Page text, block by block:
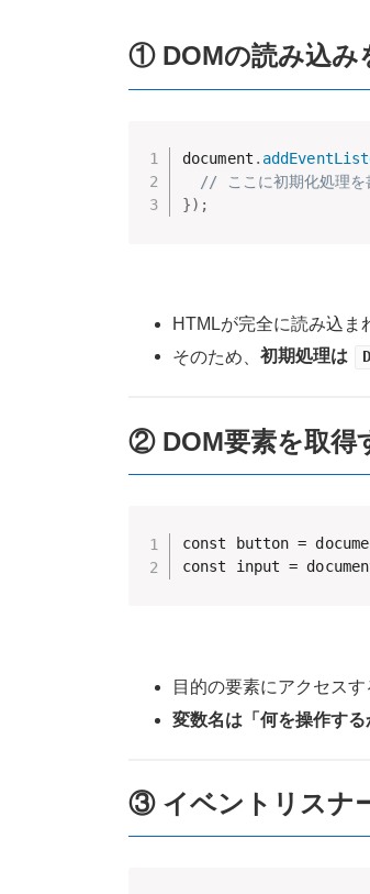
① DOMの読み込み
document .
// ここに初期化処理を
}) ;
HTMLが完全に読み込ま
そのため、 初期処理は
② DOM要素を取得
const button =
const input =
目的の要素にアクセスす
変数名は「何を操作す
③ イベントリスナ